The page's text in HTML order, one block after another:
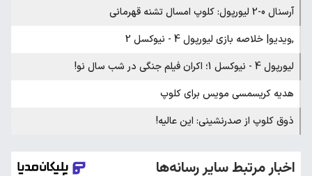
آرسنال 0-2 لیورپول: کلوپ امسال تشنه قهرمانی
,ویدیو| خلاصه بازی لیورپول 4 - نیوکسل 2
لیورپول 4 - نیوکسل 1؛ اکران فیلم جنگی در شب سال نو!
هدیه کریسمسی مویس برای کلوپ
ذوق کلوپ از صدرنشینی: این عالیه!